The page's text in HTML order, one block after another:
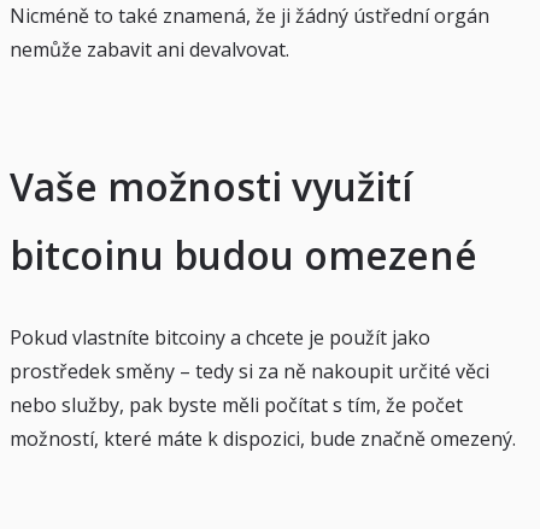
Nicméně to také znamená, že ji žádný ústřední orgán
nemůže zabavit ani devalvovat.
Vaše možnosti využití
bitcoinu budou omezené
Pokud vlastníte bitcoiny a chcete je použít jako
prostředek směny – tedy si za ně nakoupit určité věci
nebo služby, pak byste měli počítat s tím, že počet
možností, které máte k dispozici, bude značně omezený.